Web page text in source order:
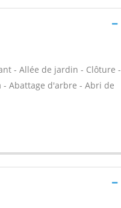
- Allée de jardin - Clôture -
- Abattage d'arbre - Abri de